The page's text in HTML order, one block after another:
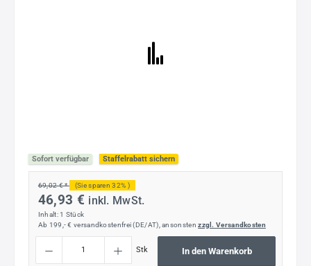
Sofort verfügbar Staffelrabatt sichern
69,02 € * (Sie sparen 32% )
46,93 € inkl. MwSt.
Inhalt: 1 Stück
Ab 199,- € versandkostenfrei (DE/AT), ansonstenzzgl. Versandkosten
Stk In den Warenkorb